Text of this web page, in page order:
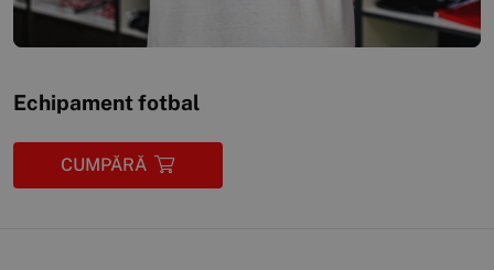
Echipament fotbal
CUMPĂRĂ